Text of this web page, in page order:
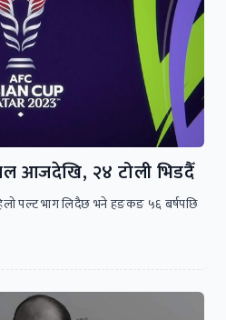
आजदेखि, २४ टोली भिडदैँ
पल्ट भाग लिदैछ भने हङकङ ५६ बर्षपछि